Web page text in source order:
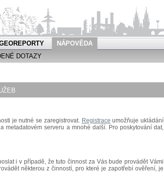
NÁPOVĚDA
DOTAZY
je nutné se zaregistrovat. Registrace umožňuje ukládání
metadatovém serveru a mnohé další. Pro poskytování dat,
i v případě, že tuto činnost za Vás bude provádět Vámi
některou z činností, pro které je zapotřebí ověření, je